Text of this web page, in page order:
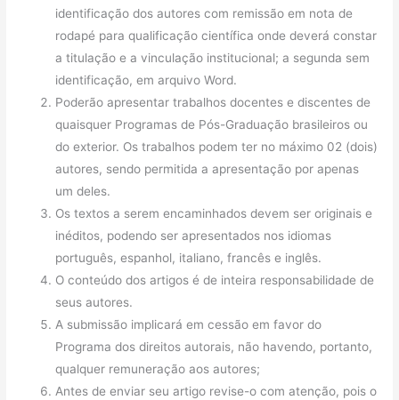
identificação dos autores com remissão em nota de
rodapé para qualificação científica onde deverá constar
a titulação e a vinculação institucional; a segunda sem
identificação, em arquivo Word.
Poderão apresentar trabalhos docentes e discentes de
quaisquer Programas de Pós-Graduação brasileiros ou
do exterior. Os trabalhos podem ter no máximo 02 (dois)
autores, sendo permitida a apresentação por apenas
um deles.
Os textos a serem encaminhados devem ser originais e
inéditos, podendo ser apresentados nos idiomas
português, espanhol, italiano, francês e inglês.
O conteúdo dos artigos é de inteira responsabilidade de
seus autores.
A submissão implicará em cessão em favor do
Programa dos direitos autorais, não havendo, portanto,
qualquer remuneração aos autores;
Antes de enviar seu artigo revise-o com atenção, pois o